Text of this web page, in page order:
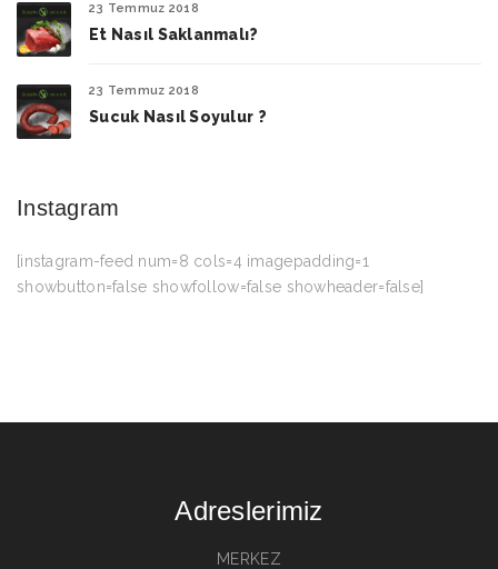
23 Temmuz 2018
Et Nasıl Saklanmalı?
23 Temmuz 2018
Sucuk Nasıl Soyulur ?
Instagram
[instagram-feed num=8 cols=4 imagepadding=1
showbutton=false showfollow=false showheader=false]
Adreslerimiz
MERKEZ